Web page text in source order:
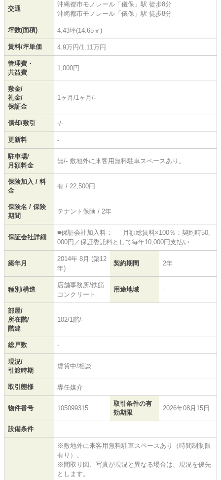
交通
沖縄都市モノレール 「 儀保 」駅 徒歩8分
沖縄都市モノレール 「 儀保 」駅 徒歩8分
坪数(面積) 4.43坪(14.65㎡)
賃料/坪単価 4.9万円/1.11万円
管理費・
共益費
1,000円
敷金/
礼金/
保証金
1ヶ月/1ヶ月/-
償却/敷引 -/-
更新料 -
駐車場/
月額料金
無/- 敷地外に来客用無料駐車スペースあり。
保険加入 / 料
金
有 / 22,500円
保険名 / 保険
期間
テナント保険 / 2年
保証会社詳細
■保証会社加入料： 月額総賃料×100％：契約時50,
000円／保証委託料として毎年10,000円支払い
築年月
2014年 8月 (築12
年)
契約期間 2年
種別/構造
店舗事務所/鉄筋
コンクリート
用途地域 -
部屋/
所在階/
階建
102/1階/-
総戸数 -
現況/
引渡時期
賃貸中/相談
取引態様 専任媒介
物件番号 105099315
取引条件の有
効期限
2026年08月15日
設備条件
※敷地外に来客用無料駐車スペースあり（時間制制限
有り）。
※間取り図、写真が現況と異なる場合は、現況を優先
とします。